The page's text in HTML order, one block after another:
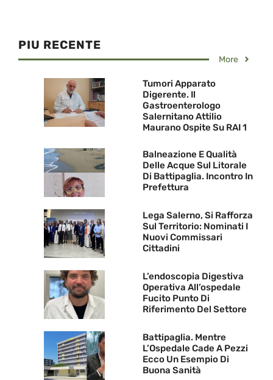
PIU RECENTE
More
Tumori Apparato
Digerente. Il
Gastroenterologo
Salernitano Attilio
Maurano Ospite Su RAI 1
Balneazione E Qualità
Delle Acque Sul Litorale
Di Battipaglia. Incontro In
Prefettura
Lega Salerno, Si Rafforza
Sul Territorio: Nominati I
Nuovi Commissari
Cittadini
L’endoscopia Digestiva
Operativa All’ospedale
Fucito Punto Di
Riferimento Del Settore
Battipaglia. Mentre
L’Ospedale Cade A Pezzi
Ecco Un Esempio Di
Buona Sanità